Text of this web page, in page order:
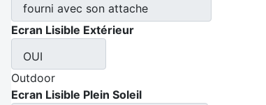
fourni avec son attache
Ecran Lisible Extérieur
OUI
Outdoor
Ecran Lisible Plein Soleil